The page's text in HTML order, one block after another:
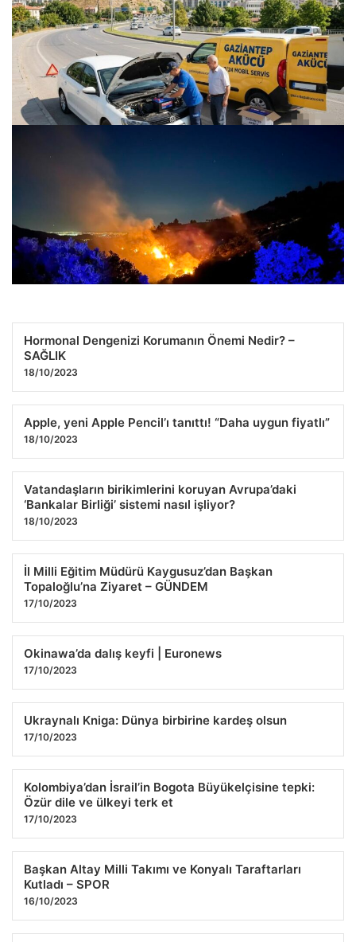
Gaziantep Şehir Geneli Araç Enerji Sistemleri – Gaziantep
Çeşitli İllerimizde Orman Yangınları Etkisini Sürdürüyor:
İzmir’de Yangına Müdahale Devam Ediyor
24.07.2026 12:19
Hormonal Dengenizi Korumanın Önemi Nedir? –
SAĞLIK
18/10/2023
Apple, yeni Apple Pencil’ı tanıttı! “Daha uygun fiyatlı”
18/10/2023
Vatandaşların birikimlerini koruyan Avrupa’daki
‘Bankalar Birliği’ sistemi nasıl işliyor?
18/10/2023
İl Milli Eğitim Müdürü Kaygusuz’dan Başkan
Topaloğlu’na Ziyaret – GÜNDEM
17/10/2023
Okinawa’da dalış keyfi | Euronews
17/10/2023
Ukraynalı Kniga: Dünya birbirine kardeş olsun
17/10/2023
Kolombiya’dan İsrail’in Bogota Büyükelçisine tepki:
Özür dile ve ülkeyi terk et
17/10/2023
Başkan Altay Milli Takımı ve Konyalı Taraftarları
Kutladı – SPOR
16/10/2023